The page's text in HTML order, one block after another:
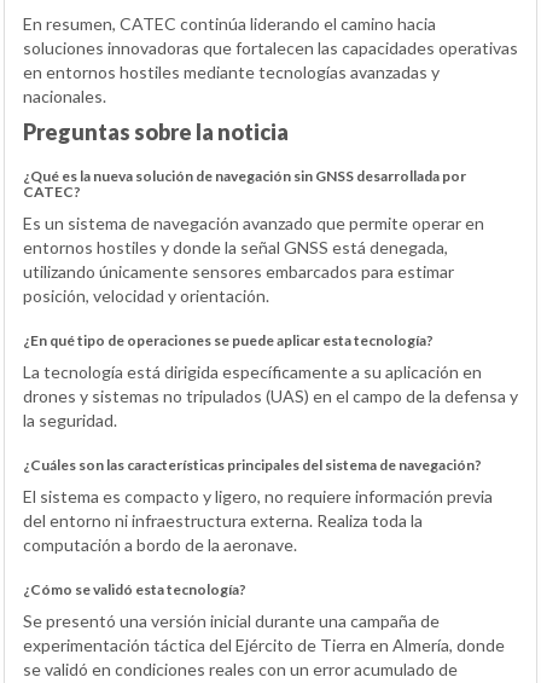
En resumen, CATEC continúa liderando el camino hacia
soluciones innovadoras que fortalecen las capacidades operativas
en entornos hostiles mediante tecnologías avanzadas y
nacionales.
Preguntas sobre la noticia
¿Qué es la nueva solución de navegación sin GNSS desarrollada por
CATEC?
Es un sistema de navegación avanzado que permite operar en
entornos hostiles y donde la señal GNSS está denegada,
utilizando únicamente sensores embarcados para estimar
posición, velocidad y orientación.
¿En qué tipo de operaciones se puede aplicar esta tecnología?
La tecnología está dirigida específicamente a su aplicación en
drones y sistemas no tripulados (UAS) en el campo de la defensa y
la seguridad.
¿Cuáles son las características principales del sistema de navegación?
El sistema es compacto y ligero, no requiere información previa
del entorno ni infraestructura externa. Realiza toda la
computación a bordo de la aeronave.
¿Cómo se validó esta tecnología?
Se presentó una versión inicial durante una campaña de
experimentación táctica del Ejército de Tierra en Almería, donde
se validó en condiciones reales con un error acumulado de